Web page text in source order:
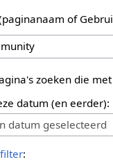
of
zoeken die
datum (en eerder):
datum geselecteerd
: